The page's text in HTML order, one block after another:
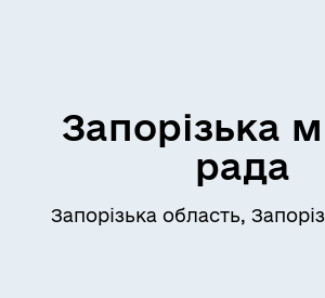
Запорізька
рада
Запорізька область,